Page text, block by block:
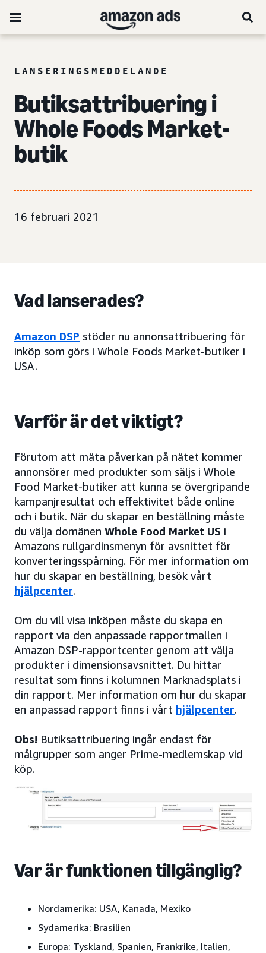
LANSERINGSMEDDELANDE
Butiksattribuering i
Whole Foods Market-
butik
16 februari 2021
Vad lanserades?
Amazon DSP stöder nu annonsattribuering för
inköp som görs i Whole Foods Market-butiker i
USA.
Varför är det viktigt?
Förutom att mäta påverkan på nätet kommer
annonsörer med produkter som säljs i Whole
Food Market-butiker att kunna se övergripande
kampanjresultat och effektivitet både online
och i butik. När du skapar en beställning måste
du välja domänen Whole Food Market US i
Amazons rullgardinsmenyn för avsnittet för
konverteringsspårning. För mer information om
hur du skapar en beställning, besök vårt
hjälpcenter.
Om du vill visa inköpen måste du skapa en
rapport via den anpassade rapportmallen i
Amazon DSP-rapportcenter genom att välja
produkter i dimensionsavsnittet. Du hittar
resultat som finns i kolumnen Marknadsplats i
din rapport. Mer information om hur du skapar
en anpassad rapport finns i vårt hjälpcenter.
Obs! Butiksattribuering ingår endast för
målgrupper som anger Prime-medlemskap vid
köp.
Var är funktionen tillgänglig?
Nordamerika: USA, Kanada, Mexiko
Sydamerika: Brasilien
Europa: Tyskland, Spanien, Frankrike, Italien,